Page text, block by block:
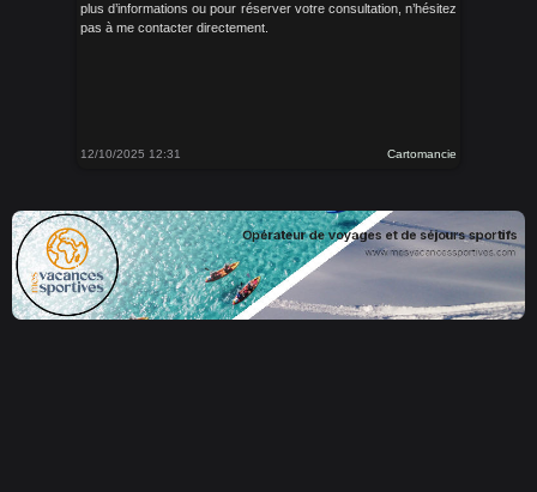
plus d’informations ou pour réserver votre consultation, n’hésitez
pas à me contacter directement.
12/10/2025 12:31 Cartomancie